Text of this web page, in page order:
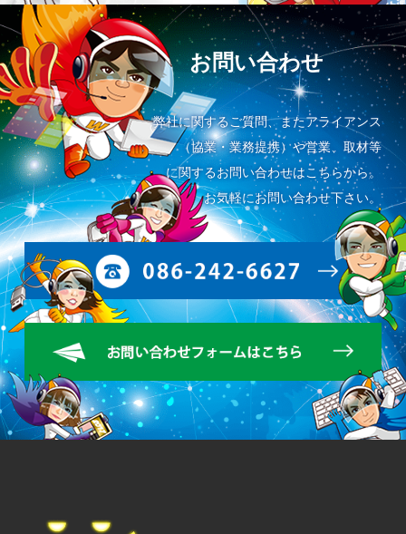
お問い合わせ
弊社に関するご質問、またアライアンス
（協業・業務提携）や営業、取材等
に関するお問い合わせはこちらから。
お気軽にお問い合わせ下さい。